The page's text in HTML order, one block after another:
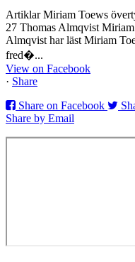
Artiklar Miriam Toews
27 Thomas Almqvist
Almqvist har läst Miriam
fred�...
View on Facebook
· Share
Share on Facebook
Share by Email